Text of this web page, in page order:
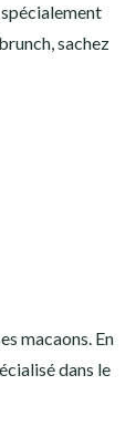
spécialement
sachez
macaons. En
dans le